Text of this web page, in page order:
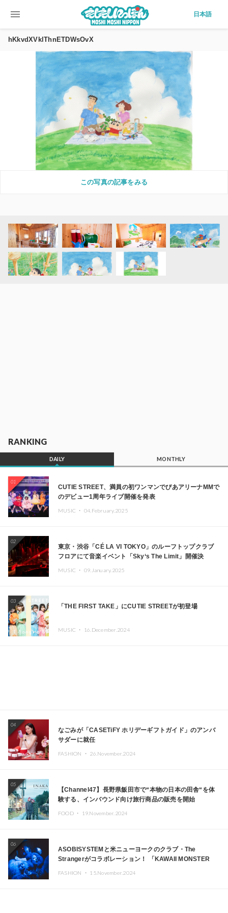
menu 日本語
hKkvdXVklThnETDWsOvX
この写真の記事をみる
RANKING
DAILY MONTHLY
01
CUTIE STREET、満員の初ワンマンでぴあアリーナMMで
のデビュー1周年ライブ開催を発表
MUSIC ・ 04.February.2025
02
東京・渋谷「CÉ LA VI TOKYO」のルーフトップクラブ
フロアにて音楽イベント「Sky‘s The Limit」開催決
MUSIC ・ 09.January.2025
03
「THE FIRST TAKE」にCUTIE STREETが初登場
MUSIC ・ 16.December.2024
04
なごみが「CASETiFY ホリデーギフトガイド」のアンバ
サダーに就任
FASHION ・ 26.November.2024
05
【Channel47】長野県飯田市で“本物の日本の田舎“を体
験する、インバウンド向け旅行商品の販売を開始
FOOD ・ 19.November.2024
06
ASOBISYSTEMと米ニューヨークのクラブ・The
Strangerがコラボレーション！ 「KAWAII MONSTER
FASHION ・ 15.November.2024